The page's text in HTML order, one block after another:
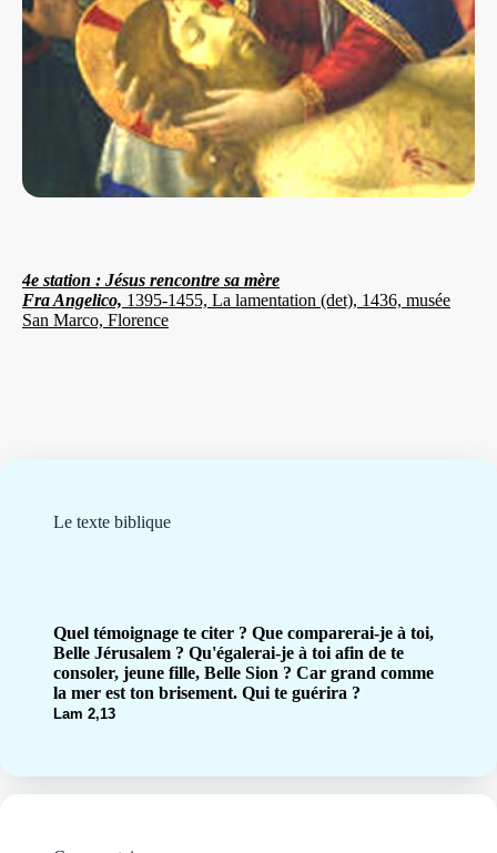
4e station : Jésus rencontre sa mère
Fra Angelico, 1395-1455, La lamentation (det), 1436, musée
San Marco, Florence
Le texte biblique
Quel témoignage te citer ? Que comparerai-je à toi,
Belle Jérusalem ? Qu'égalerai-je à toi afin de te
consoler, jeune fille, Belle Sion ? Car grand comme
la mer est ton brisement. Qui te guérira ?
Lam 2,13